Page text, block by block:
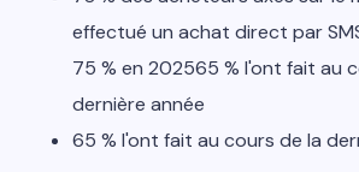
effectué un achat direct par
75 % en 202565 % l'ont fait au
dernière année
65 % l'ont fait au cours de la